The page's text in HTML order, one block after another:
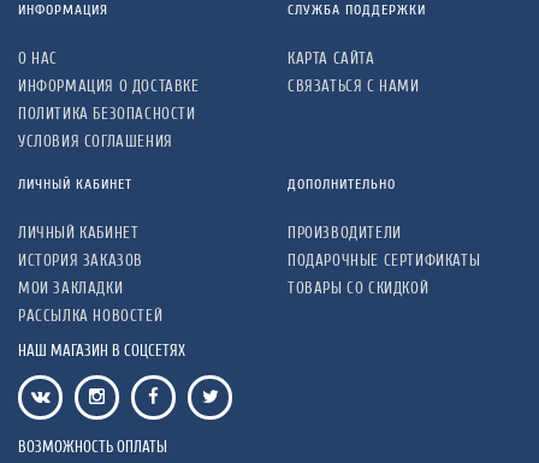
ИНФОРМАЦИЯ
О НАС
ИНФОРМАЦИЯ О ДОСТАВКЕ
ПОЛИТИКА БЕЗОПАСНОСТИ
УСЛОВИЯ СОГЛАШЕНИЯ
СЛУЖБА ПОДДЕРЖКИ
КАРТА САЙТА
СВЯЗАТЬСЯ С НАМИ
ЛИЧНЫЙ КАБИНЕТ
ЛИЧНЫЙ КАБИНЕТ
ИСТОРИЯ ЗАКАЗОВ
МОИ ЗАКЛАДКИ
РАССЫЛКА НОВОСТЕЙ
ДОПОЛНИТЕЛЬНО
ПРОИЗВОДИТЕЛИ
ПОДАРОЧНЫЕ СЕРТИФИКАТЫ
ТОВАРЫ СО СКИДКОЙ
НАШ МАГАЗИН В СОЦСЕТЯХ
ВОЗМОЖНОСТЬ ОПЛАТЫ